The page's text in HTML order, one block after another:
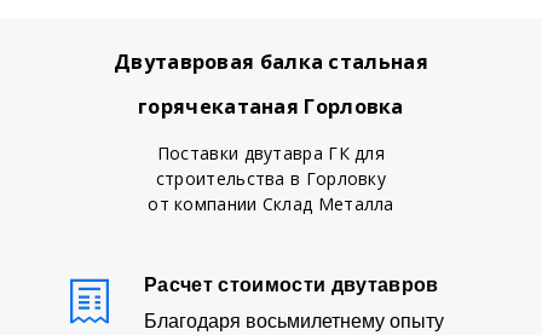
Двутавровая балка стальная
горячекатаная Горловка
Поставки двутавра ГК для
строительства в Горловку
от компании Склад Металла
Расчет стоимости двутавров
Благодаря восьмилетнему опыту